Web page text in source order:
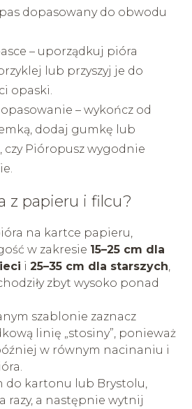
dopasowany do obwodu
– uporządkuj pióra
lub przyszyj je do
opaski.
– wykończ od
dodaj gumkę lub
czy Pióropusz wygodnie
z papieru i filcu?
na kartce papieru,
w zakresie 15–25 cm dla
i 25–35 cm dla starszych,
zbyt wysoko ponad
szablonie zaznacz
linię „stosiny”, ponieważ
w równym nacinaniu i
do kartonu lub Brystolu,
razy, a następnie wytnij